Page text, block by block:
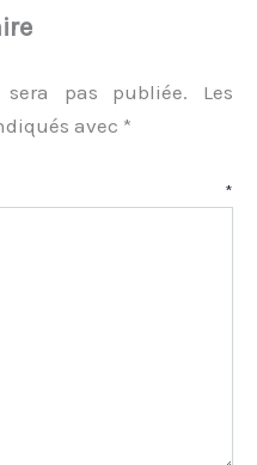
pas publiée.
Les
avec *
*